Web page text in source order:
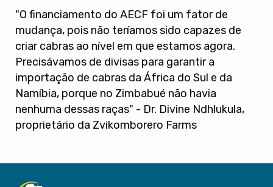
"O financiamento do AECF foi um fator de
mudança, pois não teríamos sido capazes de
criar cabras ao nível em que estamos agora.
Precisávamos de divisas para garantir a
importação de cabras da África do Sul e da
Namíbia, porque no Zimbabué não havia
nenhuma dessas raças" - Dr. Divine Ndhlukula,
proprietário da Zvikomborero Farms